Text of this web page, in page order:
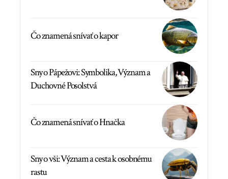
Čo znamená snívať o kapor
Sny o Pápežovi: Symbolika, Význam a
Duchovné Posolstvá
Čo znamená snívať o Hnačka
Sny o vši: Význam a cesta k osobnému
rastu